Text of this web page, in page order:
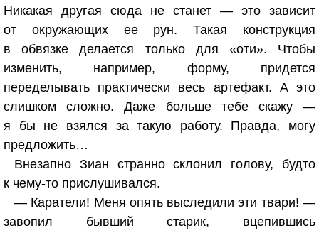
Никакая другая сюда не станет — это зависит
от окружающих ее рун. Такая конструкция
в обвязке делается только для «оти». Чтобы
изменить, например, форму, придется
переделывать практически весь артефакт. А это
слишком сложно. Даже больше тебе скажу —
я бы не взялся за такую работу. Правда, могу
предложить…
Внезапно Зиан странно склонил голову, будто
к чему-то прислушивался.
— Каратели! Меня опять выследили эти твари! —
завопил бывший старик, вцепившись